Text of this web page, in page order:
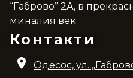
“Габрово” 2А, в
миналия век.
Контакти
Одесос, ул.